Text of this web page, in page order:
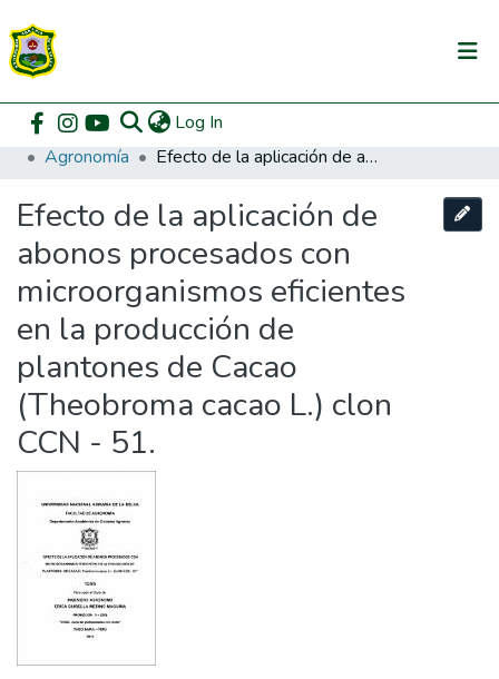
Log In
Communities & Collections
All of DSpace
DSpace Statistics
Home Pregrado
Facultad de Agronomía
Agronomía
Efecto de la aplicación de abonos procesados con microorganismos eficientes en la producción de plantones de Cacao (Theobroma cacao L.) clon CCN - 51.
Efecto de la aplicación de
abonos procesados con
microorganismos eficientes
en la producción de
plantones de Cacao
(Theobroma cacao L.) clon
CCN - 51.